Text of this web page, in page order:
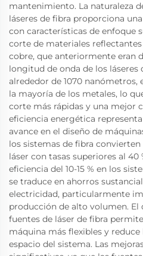
mantenimiento. La naturaleza
láseres de fibra proporciona
con características de enfoque
corte de materiales
cobre, que anteriormente eran
longitud de onda de los
alrededor de 1070
la mayoría de los metales, lo
corte más rápidas y una mejor
eficiencia energética
avance en el diseño de
los sistemas de fibra
láser con tasas superiores al
eficiencia del 10-15 % en los
se traduce en ahorros
electricidad, particularmente
producción de alto volumen. El
fuentes de láser de fibra
máquina más flexibles y
espacio del sistema. Las